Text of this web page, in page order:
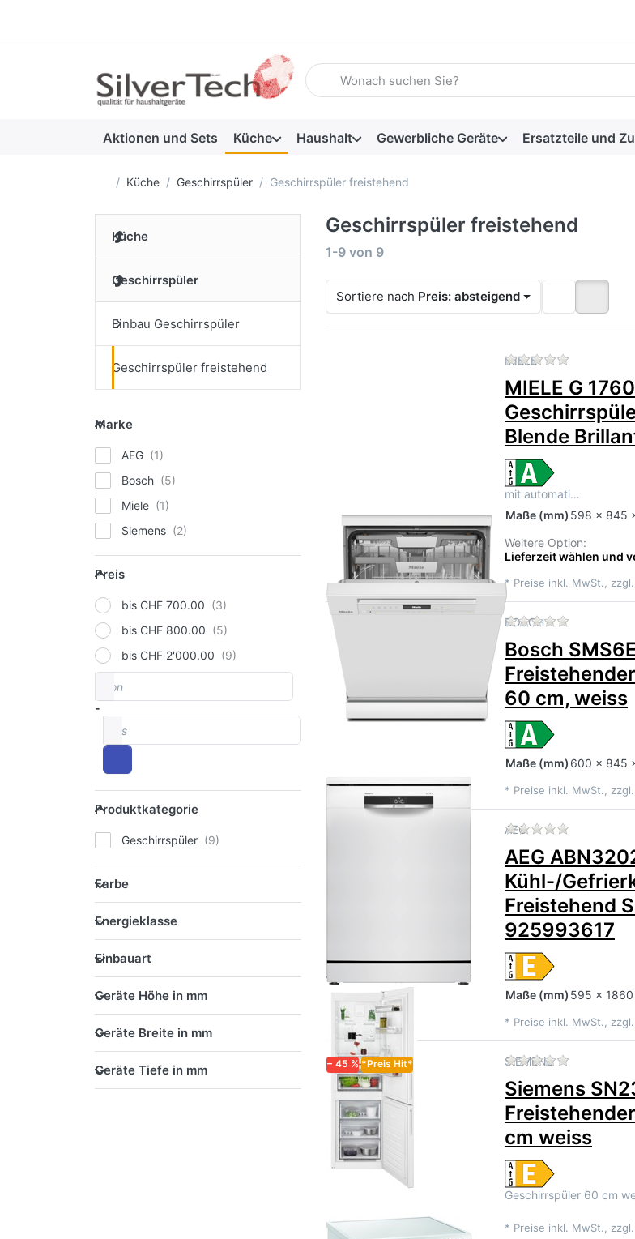
Geben Sie einen Suchbegriff ein. Während Sie tippen,
Aktionen und Sets Küche Haushalt Gewerbliche Geräte Ersatzteile und
Startseite
Küche Geschirrspüler Geschirrspüler freistehend
Küche
Geschirrspüler
Einbau Geschirrspüler
Geschirrspüler freistehend
Marke
Marke
AEG
Bosch
Miele
Siemens
Preis
Preis
bis CHF 700.00
bis CHF 800.00
bis CHF 2'000.00
Preisspanne
-
Produktkategorie
Produktkategorie
Geschirrspüler
Farbe
Farbe
Energieklasse
Energieklasse
Einbauart
Einbauart
Geräte Höhe in mm
Geräte Höhe in mm
Geräte Breite in mm
Geräte Breite in mm
Geräte Tiefe in mm
Geräte Tiefe in mm
Geschirrspüler freistehend
Suchergebnisse:
1-9 von 9
Sortiere nach Preis: absteigend
MIELE Zu
MIELE G
Blende
mit automati…
Maße (mm) 598 x 845
Weitere Option:
Lieferzeit wählen und
* Preise inkl. MwSt., zzgl.
BOSCH Zu
Bosch
60 cm, weiss
Maße (mm) 600 x 845
* Preise inkl. MwSt., zzgl.
AEG Zu
AEG
Kühl-/
Freistehend
925993617
Maße (mm) 595 x
* Preise inkl. MwSt., zzgl.
− 45 % *Preis Hit* SIEMENS Zu
Siemens
cm weiss
Geschirrspüler 60 cm
* Preise inkl. MwSt., zzgl.